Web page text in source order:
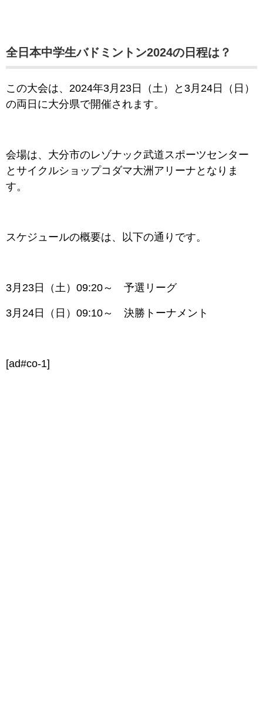
全日本中学生バドミントン2024の日程は？
この大会は、2024年3月23日（土）と3月24日（日）
の両日に大分県で開催されます。
会場は、大分市のレゾナック武道スポーツセンター
とサイクルショップコダマ大洲アリーナとなりま
す。
スケジュールの概要は、以下の通りです。
3月23日（土）09:20～ 予選リーグ
3月24日（日）09:10～ 決勝トーナメント
[ad#co-1]